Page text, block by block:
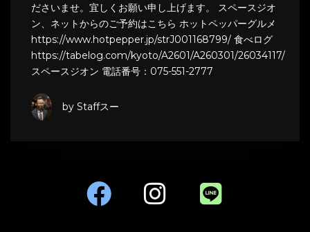
ださいませ。宜しくお願い申し上げます。 スペースジオ
ン、ネットからのご予約はこちら ホットペッパーグルメ
https://www.hotpepper.jp/strJ001168799/ 食べログ
https://tabelog.com/kyoto/A2601/A260301/26034117/
スペースジオン 電話番号：075-551-2777
by Staffスー